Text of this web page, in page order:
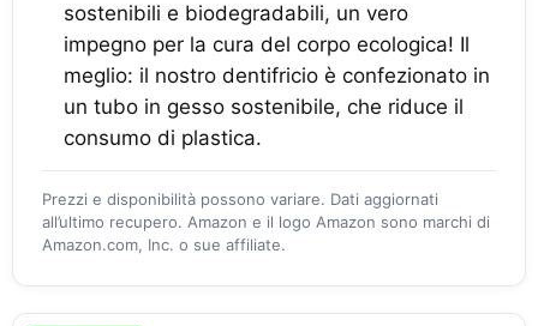
sostenibili e biodegradabili, un vero
impegno per la cura del corpo ecologica! Il
meglio: il nostro dentifricio è confezionato in
un tubo in gesso sostenibile, che riduce il
consumo di plastica.
Prezzi e disponibilità possono variare. Dati aggiornati
all’ultimo recupero. Amazon e il logo Amazon sono marchi di
Amazon.com, Inc. o sue affiliate.